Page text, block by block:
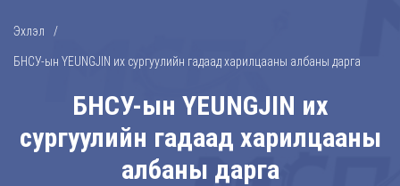
Эхлэл
БНСУ-ын YEUNGJIN их сургуулийн гадаад харилцааны албаны дарга
БНСУ-ын YEUNGJIN их
сургуулийн гадаад харилцааны
албаны дарга